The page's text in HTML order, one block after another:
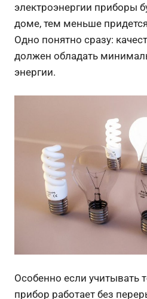
электроэнергии приборы
доме, тем меньше
Одно понятно сразу:
должен обладать
энергии.
Особенно если учитывать
прибор работает без